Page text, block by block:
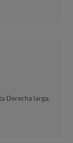
Derecha larga,